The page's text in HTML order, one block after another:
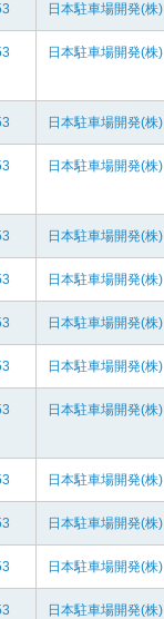
日本駐車場開発(株)
日本駐車場開発(株)
日本駐車場開発(株)
日本駐車場開発(株)
日本駐車場開発(株)
日本駐車場開発(株)
日本駐車場開発(株)
日本駐車場開発(株)
日本駐車場開発(株)
日本駐車場開発(株)
日本駐車場開発(株)
日本駐車場開発(株)
日本駐車場開発(株)